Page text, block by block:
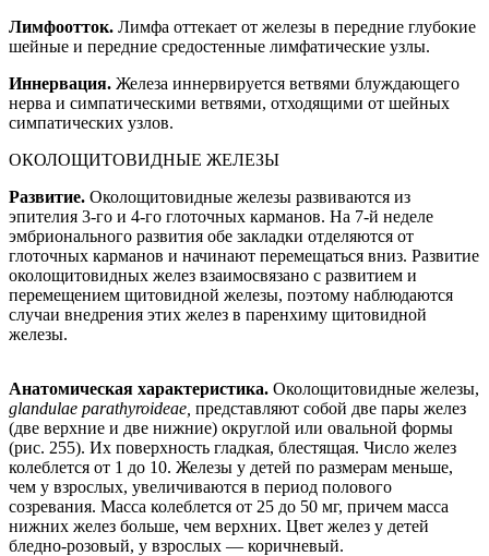
Лимфоотток. Лимфа оттекает от железы в передние глубокие
шейные и передние средостенные лимфатические узлы.
Иннервация. Железа иннервируется ветвями блуждающего
нерва и симпатическими ветвями, отходящими от шейных
симпатических узлов.
ОКОЛОЩИТОВИДНЫЕ ЖЕЛЕЗЫ
Развитие. Околощитовидные железы развиваются из
эпителия 3-го и 4-го глоточных карманов. На 7-й неделе
эмбрионального развития обе закладки отделяются от
глоточных карманов и начинают перемещаться вниз. Развитие
околощитовидных желез взаимосвязано с развитием и
перемещением щитовидной железы, поэтому наблюдаются
случаи внедрения этих желез в паренхиму щитовидной
железы.
Анатомическая характеристика. Околощитовидные железы,
glandulae parathyroideae, представляют собой две пары желез
(две верхние и две нижние) округлой или овальной формы
(рис. 255). Их поверхность гладкая, блестящая. Число желез
колеблется от 1 до 10. Железы у детей по размерам меньше,
чем у взрослых, увеличиваются в период полового
созревания. Масса колеблется от 25 до 50 мг, причем масса
нижних желез больше, чем верхних. Цвет желез у детей
бледно-розовый, у взрослых — коричневый.